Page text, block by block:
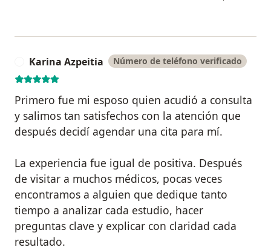
Karina Azpeitia Número de teléfono verificado
Primero fue mi esposo quien acudió a consulta
y salimos tan satisfechos con la atención que
después decidí agendar una cita para mí.
La experiencia fue igual de positiva. Después
de visitar a muchos médicos, pocas veces
encontramos a alguien que dedique tanto
tiempo a analizar cada estudio, hacer
preguntas clave y explicar con claridad cada
resultado.